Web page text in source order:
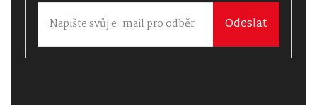
Odeslat